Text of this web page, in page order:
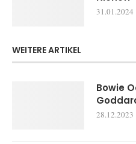
31.01.2024
WEITERE ARTIKEL
Bowie
28.12.2023